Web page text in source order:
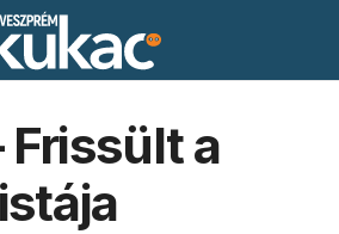
Frissült a